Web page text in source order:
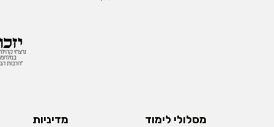
מסלולי לימוד מדיניות